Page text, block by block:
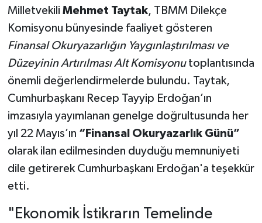
Milletvekili Mehmet Taytak, TBMM Dilekçe
Komisyonu bünyesinde faaliyet gösteren
Finansal Okuryazarlığın Yaygınlaştırılması ve
Düzeyinin Artırılması Alt Komisyonutoplantısında
önemli değerlendirmelerde bulundu. Taytak,
Cumhurbaşkanı Recep Tayyip Erdoğan’ın
imzasıyla yayımlanan genelge doğrultusunda her
yıl 22 Mayıs’ın “Finansal Okuryazarlık Günü”
olarak ilan edilmesinden duyduğu memnuniyeti
dile getirerek Cumhurbaşkanı Erdoğan'a teşekkür
etti.
"Ekonomik İstikrarın Temelinde